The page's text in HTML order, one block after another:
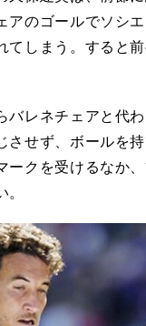
アのゴールでソシ
てしまう。すると
レネチェアと代
させず、ボールを
ークを受けるなか